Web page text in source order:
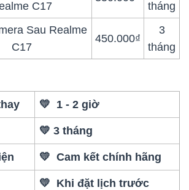
C17 tháng
Sau Realme
C17
450.000₫
3
tháng
💛 1 - 2 giờ
💛 3 tháng
💛 Cam kết chính hãng
💛 Khi đặt lịch trước